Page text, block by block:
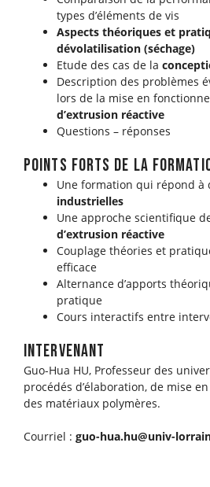
types d’éléments de vis
Aspects théoriques et
dévolatilisation (séchage)
Etude des cas de la
Description des problèmes
lors de la mise en
d’extrusion réactive
Questions – réponses
points forts de la
Une formation qui répond à
industrielles
Une approche scientifique
d’extrusion réactive
Couplage théories et
efficace
Alternance d’apports
pratique
Cours interactifs entre
intervenant
Guo-Hua HU, Professeur des
procédés d’élaboration, de mise
des matériaux polymères.
Courriel : guo-hua.hu@univ-